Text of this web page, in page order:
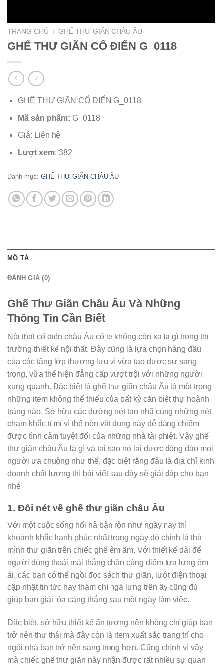
TRANG CHỦ / GHẾ THƯ GIÃN CHÂU ÂU
GHẾ THƯ GIÃN CỔ ĐIỂN G_0118
GHẾ THƯ GIÃN CỔ ĐIỂN G_0118
Mã sản phẩm: G_0118
Giá: Liên hệ
Lượt xem: 382
Danh mục: GHẾ THƯ GIÃN CHÂU ÂU
MÔ TẢ
ĐÁNH GIÁ (0)
Ghế Thư Giãn Châu Âu Và Những
Thông Tin Cần Biết
Nội thất cổ điển châu Âu có lẽ không còn xa lạ gì trong thị
trường thiết kế nội thất. Đây cũng là lựa chọn hàng đầu
của các tầng lớp thượng lưu vì vừa tạo được sự sang
trọng, vừa thể hiện đẳng cấp vượt trội với những người
xung quạnh. Đặc biệt là ghế thư giãn châu Âu là một trong
những item không thể thiếu của bất kỳ căn biệt thự hoành
tráng nào. Sở hữu các đường nét tao nhã cùng những nét
chạm khắc tỉ mỉ vì thế nên vật dụng này dễ dàng chiếm
được tình cảm tuyệt đối của những nhà tài phiệt. Vậy ghế
thư giãn châu Âu là gì và tại sao nó lại được đông đảo mọi
người ưa chuộng như thế, đặc biệt rằng đâu là địa chỉ kinh
doanh chất lượng thì bài viết sau đây sẽ giải đáp cho bạn
nhé
1. Đôi nét về ghế thư giãn châu Âu
Với một cuộc sống hối hả bận rộn như ngày nay thì
khoảnh khắc hạnh phúc nhất trong ngày đó chính là thả
mình thư giãn trên chiếc ghế êm ấm. Với thiết kế dài để
người dùng thoải mái thẳng chân cùng điểm tựa lưng êm
ái, các bạn có thể ngồi đọc sách thư giãn, lướt điện thoại
cập nhật tin tức hay thậm chí ngả lưng trên ấy cũng đủ
giúp bạn giải tỏa căng thẳng sau một ngày làm việc.
Đặc biệt, sở hữu thiết kế ấn tượng nên không chỉ giúp bạn
trở nên thư thái mà đây còn là item xuất sắc trang trí cho
ngôi nhà bạn trở nên sang trọng hơn. Cũng chính vì vậy
mà chiếc ghế thư giãn này nhận được rất nhiều sự quan